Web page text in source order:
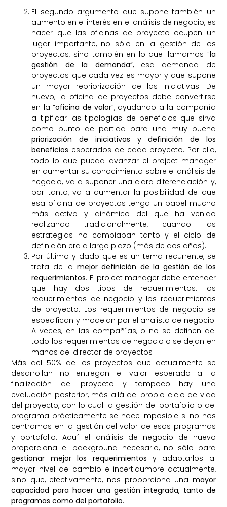
El segundo argumento que supone también un
aumento en el interés en el análisis de negocio, es
hacer que las oficinas de proyecto ocupen un
lugar importante, no sólo en la gestión de los
proyectos, sino también en lo que llamamos “la
gestión de la demanda”, esa demanda de
proyectos que cada vez es mayor y que supone
un mayor repriorización de las iniciativas. De
nuevo, la oficina de proyectos debe convertirse
en la “oficina de valor”, ayudando a la compañía
a tipificar las tipologías de beneficios que sirva
como punto de partida para una muy buena
priorización de iniciativas y definición de los
beneficios esperados de cada proyecto. Por ello,
todo lo que pueda avanzar el project manager
en aumentar su conocimiento sobre el análisis de
negocio, va a suponer una clara diferenciación y,
por tanto, va a aumentar la posibilidad de que
esa oficina de proyectos tenga un papel mucho
más activo y dinámico del que ha venido
realizando tradicionalmente, cuando las
estrategias no cambiaban tanto y el ciclo de
definición era a largo plazo (más de dos años).
Por último y dado que es un tema recurrente, se
trata de la mejor definición de la gestión de los
requerimientos. El project manager debe entender
que hay dos tipos de requerimientos: los
requerimientos de negocio y los requerimientos
de proyecto. Los requerimientos de negocio se
especifican y modelan por el analista de negocio.
A veces, en las compañías, o no se definen del
todo los requerimientos de negocio o se dejan en
manos del director de proyectos
Más del 50% de los proyectos que actualmente se
desarrollan no entregan el valor esperado a la
finalización del proyecto y tampoco hay una
evaluación posterior, más allá del propio ciclo de vida
del proyecto, con lo cual la gestión del portafolio o del
programa prácticamente se hace imposible si no nos
centramos en la gestión del valor de esos programas
y portafolio. Aquí el análisis de negocio de nuevo
proporciona el background necesario, no sólo para
gestionar mejor los requerimientos y adaptarlos al
mayor nivel de cambio e incertidumbre actualmente,
sino que, efectivamente, nos proporciona una mayor
capacidad para hacer una gestión integrada, tanto de
programas como del portafolio.